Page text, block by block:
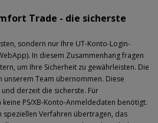
Trade - die sicherste
sondern nur Ihre UT-Konto-Login-
In diesem Zusammenhang fragen
um Ihre Sicherheit zu gewährleisten. Die
unserem Team übernommen. Diese
derzeit die sicherste. Für
PS/XB-Konto-Anmeldedaten benötigt.
speziellen Verfahren übertragen, das